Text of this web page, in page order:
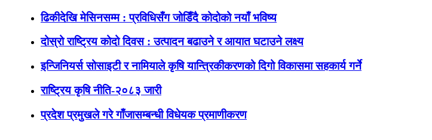
ढिकीदेखि मेसिनसम्म : प्रविधिसँग जोडिँदै कोदोको नयाँ भविष्य
दोस्रो राष्ट्रिय कोदो दिवस : उत्पादन बढाउने र आयात घटाउने लक्ष्य
इन्जिनियर्स सोसाइटी र नामियाले कृषि यान्त्रिकीकरणको दिगो विकासमा सहकार्य गर्ने
राष्ट्रिय कृषि नीति-२०८३ जारी
प्रदेश प्रमुखले गरे गाँजासम्बन्धी विधेयक प्रमाणीकरण